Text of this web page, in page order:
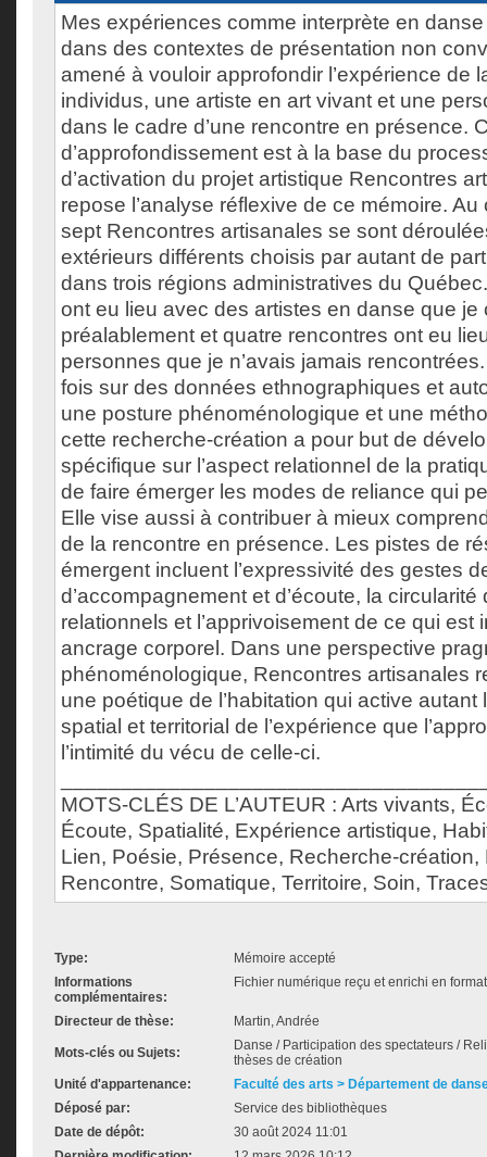
Mes expériences comme interprète en
dans des contextes de présentation non
amené à vouloir approfondir l’expérience de
individus, une artiste en art vivant et une
dans le cadre d’une rencontre en présence.
d’approfondissement est à la base du
d’activation du projet artistique Rencontres
repose l’analyse réflexive de ce mémoire. Au
sept Rencontres artisanales se sont
extérieurs différents choisis par autant de
dans trois régions administratives du
ont eu lieu avec des artistes en danse que je
préalablement et quatre rencontres ont eu
personnes que je n’avais jamais
fois sur des données ethnographiques et
une posture phénoménologique et une
cette recherche-création a pour but de
spécifique sur l’aspect relationnel de la
de faire émerger les modes de reliance qui
Elle vise aussi à contribuer à mieux
de la rencontre en présence. Les pistes de
émergent incluent l’expressivité des gestes
d’accompagnement et d’écoute, la
relationnels et l’apprivoisement de ce qui est
ancrage corporel. Dans une perspective
phénoménologique, Rencontres artisanales
une poétique de l’habitation qui active autant
spatial et territorial de l’expérience que
l’intimité du vécu de celle-ci.
MOTS-CLÉS DE L’AUTEUR : Arts vivants,
Écoute, Spatialité, Expérience artistique,
Lien, Poésie, Présence, Recherche-création,
Rencontre, Somatique, Territoire, Soin,
Type:
Mémoire accepté
Informations
complémentaires:
Fichier numérique reçu et enrichi en
Directeur de thèse: Martin, Andrée
Mots-clés ou Sujets:
Danse / Participation des spectateurs /
thèses de création
Unité d'appartenance:
Faculté des arts > Département de
Déposé par:
Service des bibliothèques
Date de dépôt:
30 août 2024 11:01